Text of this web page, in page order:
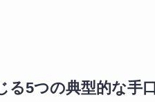
る5つの典型的な手口